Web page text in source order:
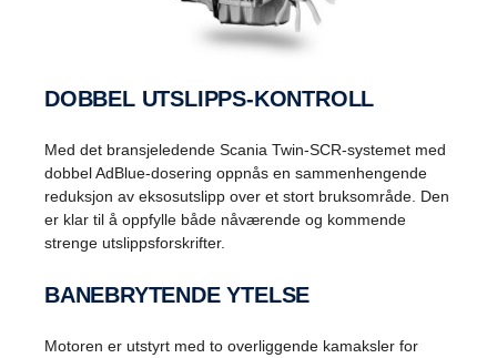
DOBBEL UTSLIPPS-KONTROLL
Med det bransjeledende Scania Twin-SCR-systemet med
dobbel AdBlue-dosering oppnås en sammenhengende
reduksjon av eksosutslipp over et stort bruksområde. Den
er klar til å oppfylle både nåværende og kommende
strenge utslippsforskrifter.
BANEBRYTENDE YTELSE
Motoren er utstyrt med to overliggende kamaksler for